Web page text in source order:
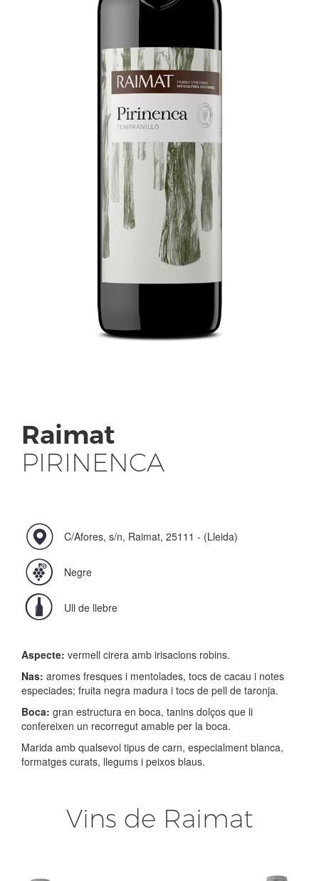
Raimat
PIRINENCA
C/Afores, s/n, Raimat, 25111 - (Lleida)
Negre
Ull de llebre
Aspecte: vermell cirera amb irisacions robins.
Nas: aromes fresques i mentolades, tocs de cacau i notes
especiades; fruita negra madura i tocs de pell de taronja.
Boca: gran estructura en boca, tanins dolços que li
confereixen un recorregut amable per la boca.
Marida amb qualsevol tipus de carn, especialment blanca,
formatges curats, llegums i peixos blaus.
Vins de Raimat